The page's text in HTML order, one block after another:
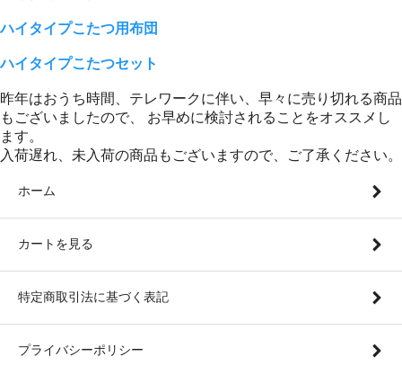
ハイタイプこたつ用布団
ハイタイプこたつセット
昨年はおうち時間、テレワークに伴い、早々に売り切れる商品
もございましたので、 お早めに検討されることをオススメし
ます。
入荷遅れ、未入荷の商品もございますので、ご了承ください。
ホーム
カートを見る
特定商取引法に基づく表記
プライバシーポリシー